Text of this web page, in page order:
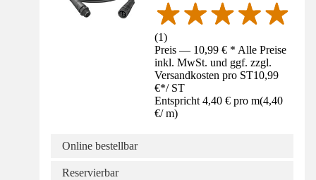
(1)
Preis — 10,99 € * Alle Preise
inkl. MwSt. und ggf. zzgl.
Versandkosten pro ST10,99
€*/ ST
Entspricht 4,40 € pro m(4,40
€/ m)
Online bestellbar
Reservierbar